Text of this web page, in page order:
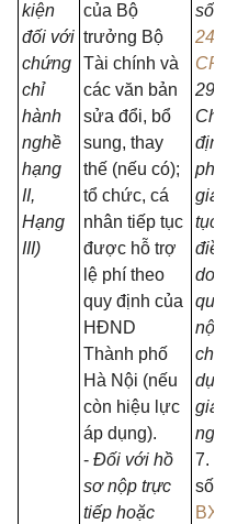
kiện
đối với
chứng
chỉ
hành
nghề
hạng
II,
Hạng
III)
của Bộ
trưởng Bộ
Tài chính và
các văn bản
sửa đổi, bổ
sung, thay
thế (nếu có);
tổ chức, cá
nhân tiếp tục
được hỗ trợ
lệ phí theo
quy định của
HĐND
Thành phố
Hà Nội (nếu
còn hiệu lực
áp dụng).
- Đối với hồ
sơ nộp trực
tiếp hoặc
số
24/
CP
29/4/
Chính
định
phân
giản
tục
điều
doanh
quốc
nội
chính,
dựng,
giao,
ngân
7.
số
BXD